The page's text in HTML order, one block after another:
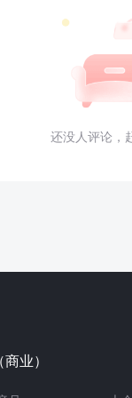
还没人评论，
业）